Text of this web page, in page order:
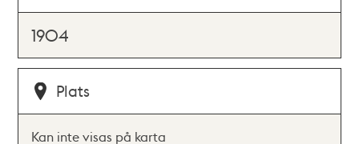
1904
Plats
Kan inte visas på karta